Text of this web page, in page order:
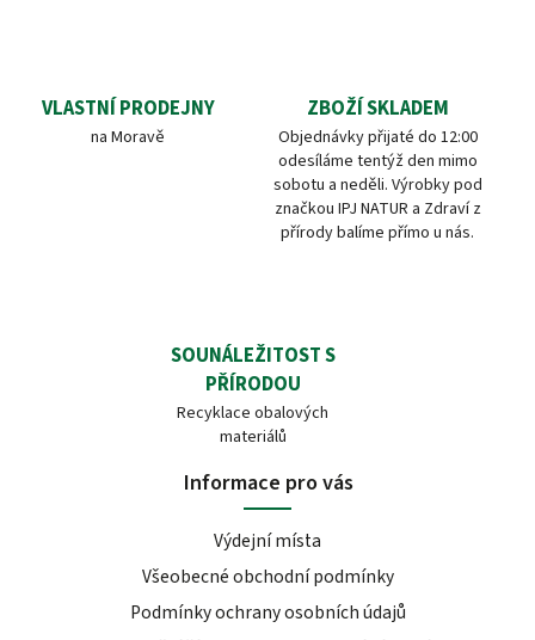
VLASTNÍ PRODEJNY
na Moravě
ZBOŽÍ SKLADEM
Objednávky přijaté do 12:00
odesíláme tentýž den mimo
sobotu a neděli. Výrobky pod
značkou IPJ NATUR a Zdraví z
přírody balíme přímo u nás.
SOUNÁLEŽITOST S
PŘÍRODOU
Recyklace obalových
materiálů
Informace pro vás
Výdejní místa
Všeobecné obchodní podmínky
Podmínky ochrany osobních údajů